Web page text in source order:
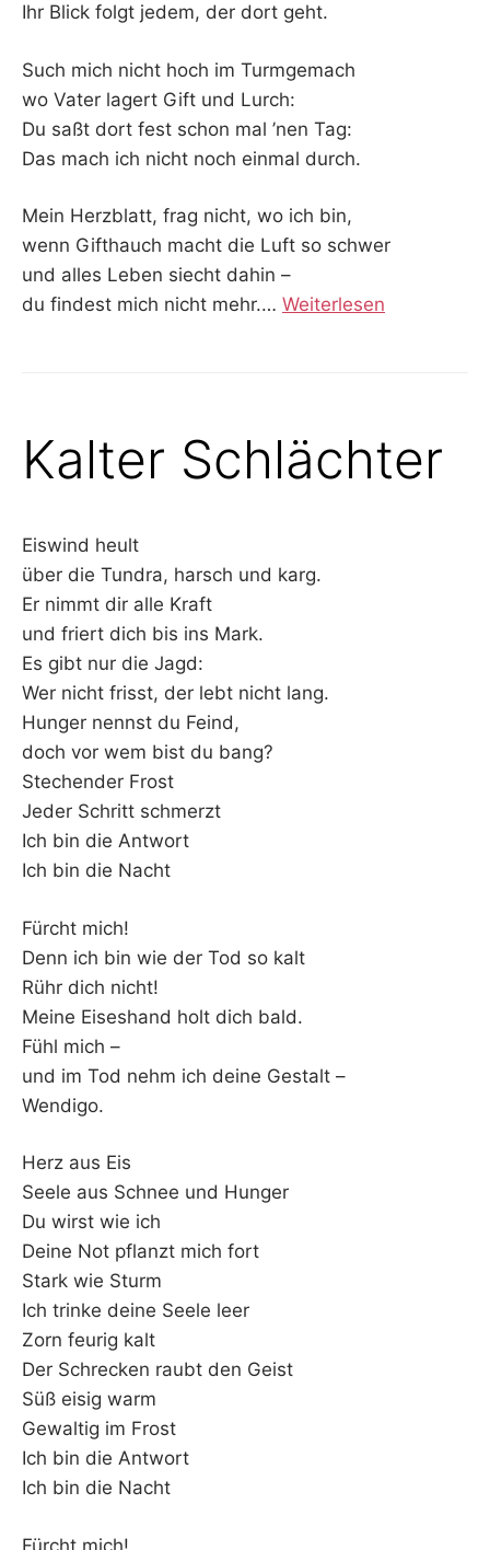
Ihr Blick folgt jedem, der dort geht.
Such mich nicht hoch im Turmgemach
wo Vater lagert Gift und Lurch:
Du saßt dort fest schon mal ’nen Tag:
Das mach ich nicht noch einmal durch.
Mein Herzblatt, frag nicht, wo ich bin,
wenn Gifthauch macht die Luft so schwer
und alles Leben siecht dahin –
du findest mich nicht mehr.… Weiterlesen
Kalter Schlächter
Eiswind heult
über die Tundra, harsch und karg.
Er nimmt dir alle Kraft
und friert dich bis ins Mark.
Es gibt nur die Jagd:
Wer nicht frisst, der lebt nicht lang.
Hunger nennst du Feind,
doch vor wem bist du bang?
Stechender Frost
Jeder Schritt schmerzt
Ich bin die Antwort
Ich bin die Nacht
Fürcht mich!
Denn ich bin wie der Tod so kalt
Rühr dich nicht!
Meine Eiseshand holt dich bald.
Fühl mich –
und im Tod nehm ich deine Gestalt –
Wendigo.
Herz aus Eis
Seele aus Schnee und Hunger
Du wirst wie ich
Deine Not pflanzt mich fort
Stark wie Sturm
Ich trinke deine Seele leer
Zorn feurig kalt
Der Schrecken raubt den Geist
Süß eisig warm
Gewaltig im Frost
Ich bin die Antwort
Ich bin die Nacht
Fürcht mich!